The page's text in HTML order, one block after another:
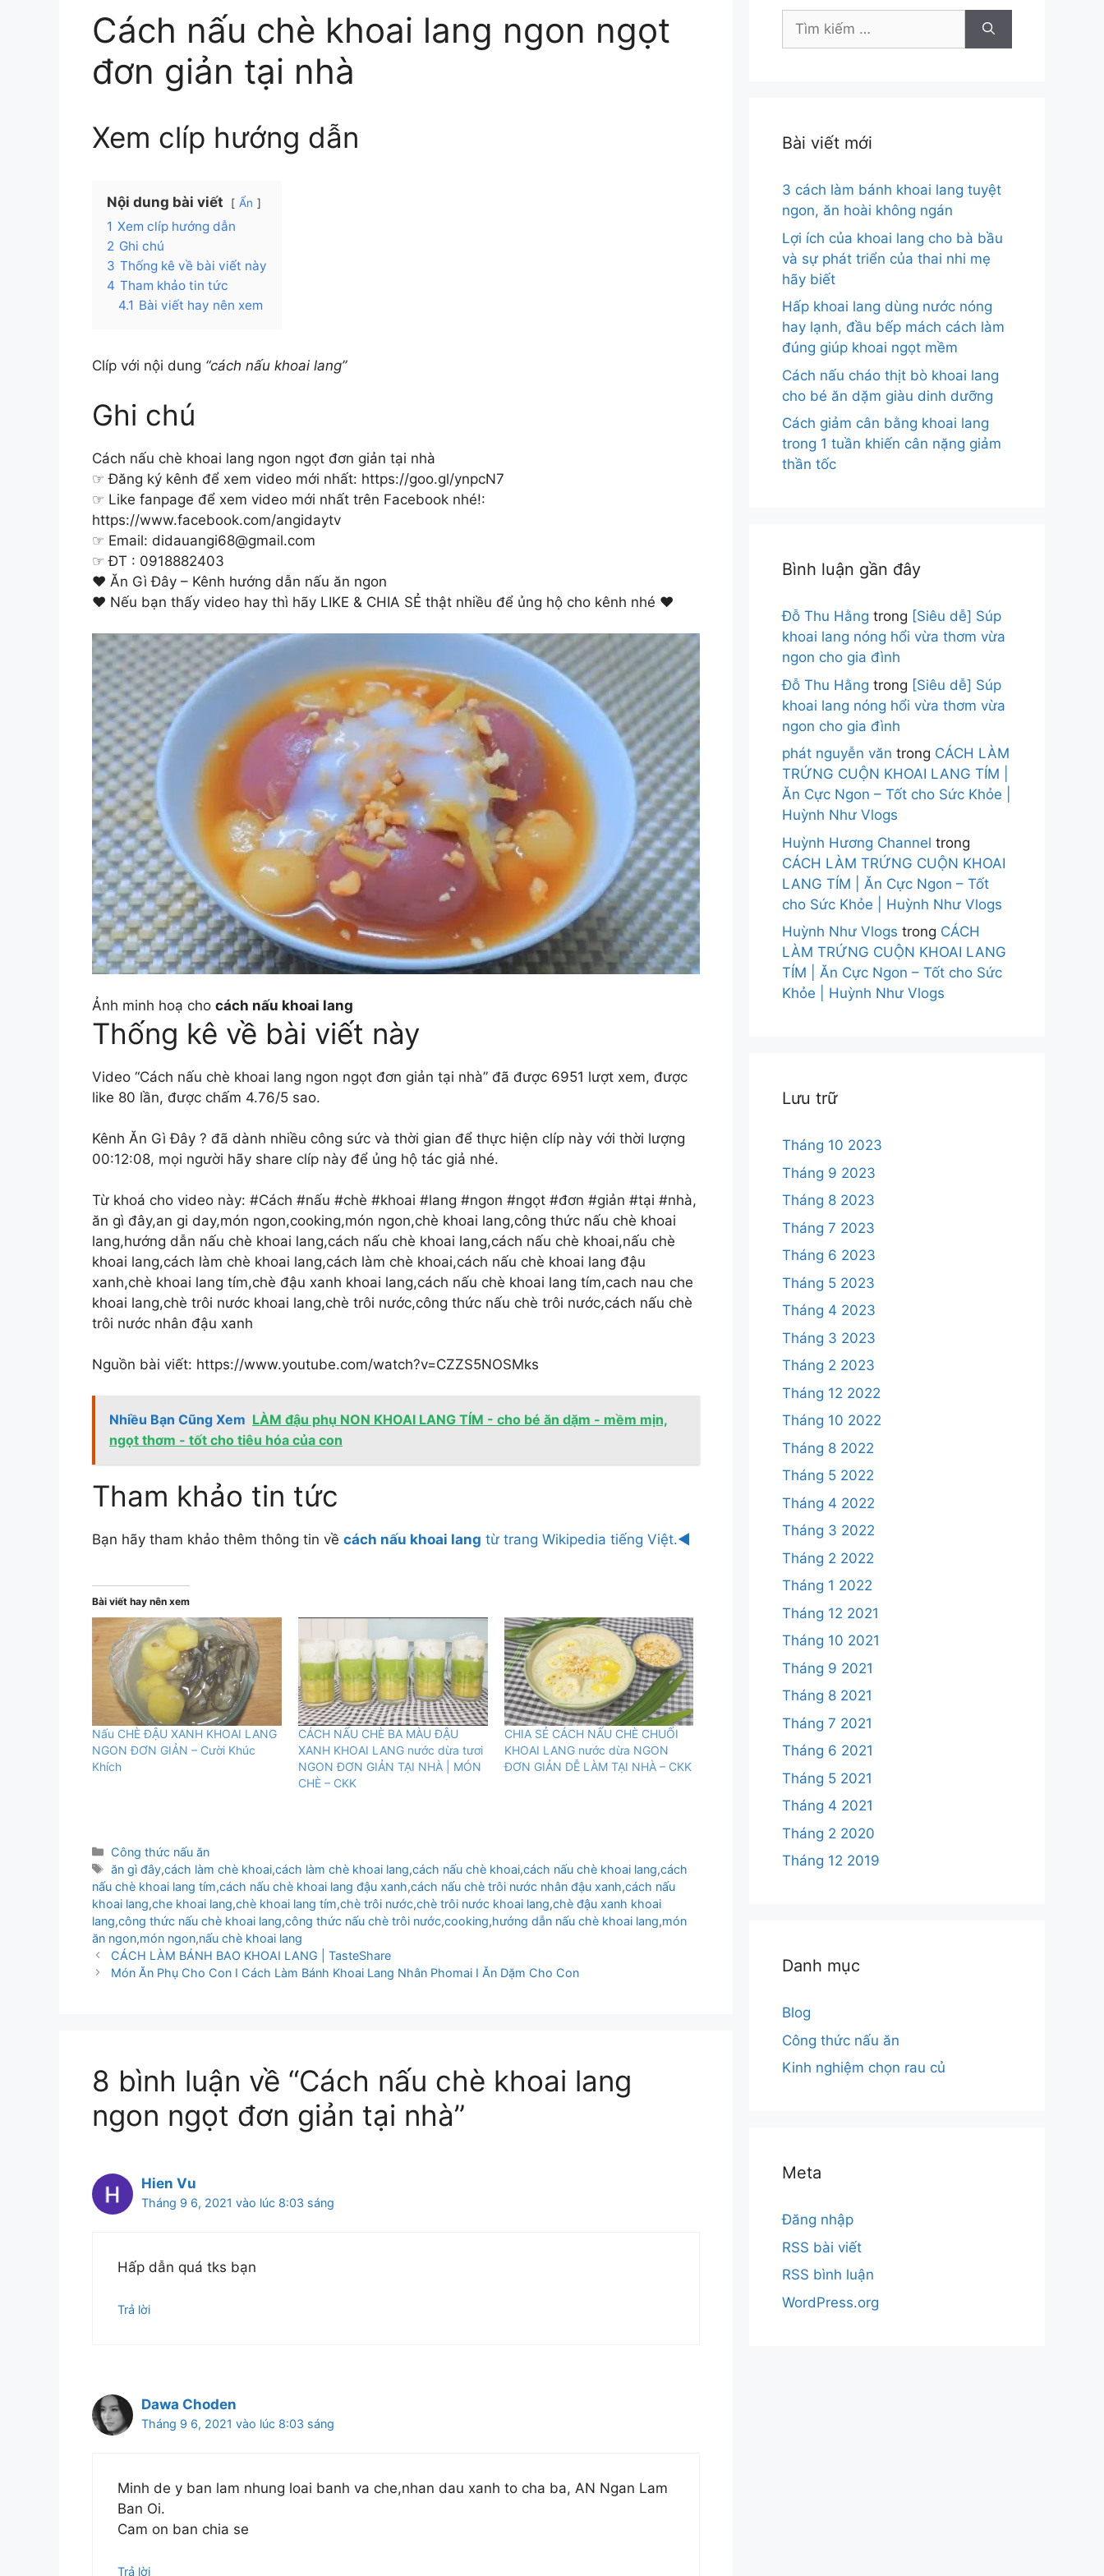
Cách nấu chè khoai lang ngon ngọt
đơn giản tại nhà
Xem clíp hướng dẫn
Nội dung bài viết Ẩn
1 Xem clíp hướng dẫn
2 Ghi chú
3 Thống kê về bài viết này
4 Tham khảo tin tức
4.1 Bài viết hay nên xem
Clíp với nội dung “cách nấu khoai lang”
Ghi chú
Cách nấu chè khoai lang ngon ngọt đơn giản tại nhà
☞ Đăng ký kênh để xem video mới nhất: https://goo.gl/ynpcN7
☞ Like fanpage để xem video mới nhất trên Facebook nhé!:
https://www.facebook.com/angidaytv
☞ Email: didauangi68@gmail.com
☞ ĐT : 0918882403
♥ Ăn Gì Đây – Kênh hướng dẫn nấu ăn ngon
♥ Nếu bạn thấy video hay thì hãy LIKE & CHIA SẺ thật nhiều để ủng hộ cho kênh nhé ♥
Ảnh minh hoạ cho cách nấu khoai lang
Thống kê về bài viết này
Video “Cách nấu chè khoai lang ngon ngọt đơn giản tại nhà” đã được 6951 lượt xem, được
like 80 lần, được chấm 4.76/5 sao.
Kênh Ăn Gì Đây ? đã dành nhiều công sức và thời gian để thực hiện clíp này với thời lượng
00:12:08, mọi người hãy share clíp này để ủng hộ tác giả nhé.
Từ khoá cho video này: #Cách #nấu #chè #khoai #lang #ngon #ngọt #đơn #giản #tại #nhà,
ăn gì đây,an gi day,món ngon,cooking,món ngon,chè khoai lang,công thức nấu chè khoai
lang,hướng dẫn nấu chè khoai lang,cách nấu chè khoai lang,cách nấu chè khoai,nấu chè
khoai lang,cách làm chè khoai lang,cách làm chè khoai,cách nấu chè khoai lang đậu
xanh,chè khoai lang tím,chè đậu xanh khoai lang,cách nấu chè khoai lang tím,cach nau che
khoai lang,chè trôi nước khoai lang,chè trôi nước,công thức nấu chè trôi nước,cách nấu chè
trôi nước nhân đậu xanh
Nguồn bài viết: https://www.youtube.com/watch?v=CZZS5NOSMks
Nhiều Bạn Cũng Xem LÀM đậu phụ NON KHOAI LANG TÍM - cho bé ăn dặm - mềm mịn,
ngọt thơm - tốt cho tiêu hóa của con
Tham khảo tin tức
Bạn hãy tham khảo thêm thông tin về cách nấu khoai lang từ trang Wikipedia tiếng Việt.◄
Bài viết hay nên xem
Nấu CHÈ ĐẬU XANH KHOAI LANG
NGON ĐƠN GIẢN – Cười Khúc
Khích
CÁCH NẤU CHÈ BA MÀU ĐẬU
XANH KHOAI LANG nước dừa tươi
NGON ĐƠN GIẢN TẠI NHÀ | MÓN
CHÈ – CKK
CHIA SẺ CÁCH NẤU CHÈ CHUỐI
KHOAI LANG nước dừa NGON
ĐƠN GIẢN DỄ LÀM TẠI NHÀ – CKK
Danh
mục
Công thức nấu ăn
Thẻ
ăn gì đây,cách làm chè khoai,cách làm chè khoai lang,cách nấu chè khoai,cách nấu chè khoai lang,cách
nấu chè khoai lang tím,cách nấu chè khoai lang đậu xanh,cách nấu chè trôi nước nhân đậu xanh,cách nấu
khoai lang,che khoai lang,chè khoai lang tím,chè trôi nước,chè trôi nước khoai lang,chè đậu xanh khoai
lang,công thức nấu chè khoai lang,công thức nấu chè trôi nước,cooking,hướng dẫn nấu chè khoai lang,món
ăn ngon,món ngon,nấu chè khoai lang
CÁCH LÀM BÁNH BAO KHOAI LANG | TasteShare
Món Ăn Phụ Cho Con I Cách Làm Bánh Khoai Lang Nhân Phomai I Ăn Dặm Cho Con
8 bình luận về “Cách nấu chè khoai lang
ngon ngọt đơn giản tại nhà”
Hien Vu
Tháng 9 6, 2021 vào lúc 8:03 sáng
Hấp dẫn quá tks bạn
Trả lời
Dawa Choden
Tháng 9 6, 2021 vào lúc 8:03 sáng
Minh de y ban lam nhung loai banh va che,nhan dau xanh to cha ba, AN Ngan Lam
Ban Oi.
Cam on ban chia se
Trả lời
Tìm
Bài viết mới
3 cách làm bánh khoai lang tuyệt
ngon, ăn hoài không ngán
Lợi ích của khoai lang cho bà bầu
và sự phát triển của thai nhi mẹ
hãy biết
Hấp khoai lang dùng nước nóng
hay lạnh, đầu bếp mách cách làm
đúng giúp khoai ngọt mềm
Cách nấu cháo thịt bò khoai lang
cho bé ăn dặm giàu dinh dưỡng
Cách giảm cân bằng khoai lang
trong 1 tuần khiến cân nặng giảm
thần tốc
Bình luận gần đây
Đỗ Thu Hằng trong [Siêu dễ] Súp
khoai lang nóng hổi vừa thơm vừa
ngon cho gia đình
Đỗ Thu Hằng trong [Siêu dễ] Súp
khoai lang nóng hổi vừa thơm vừa
ngon cho gia đình
phát nguyễn văn trong CÁCH LÀM
TRỨNG CUỘN KHOAI LANG TÍM |
Ăn Cực Ngon – Tốt cho Sức Khỏe |
Huỳnh Như Vlogs
Huỳnh Hương Channel trong
CÁCH LÀM TRỨNG CUỘN KHOAI
LANG TÍM | Ăn Cực Ngon – Tốt
cho Sức Khỏe | Huỳnh Như Vlogs
Huỳnh Như Vlogs trong CÁCH
LÀM TRỨNG CUỘN KHOAI LANG
TÍM | Ăn Cực Ngon – Tốt cho Sức
Khỏe | Huỳnh Như Vlogs
Lưu trữ
Tháng 10 2023
Tháng 9 2023
Tháng 8 2023
Tháng 7 2023
Tháng 6 2023
Tháng 5 2023
Tháng 4 2023
Tháng 3 2023
Tháng 2 2023
Tháng 12 2022
Tháng 10 2022
Tháng 8 2022
Tháng 5 2022
Tháng 4 2022
Tháng 3 2022
Tháng 2 2022
Tháng 1 2022
Tháng 12 2021
Tháng 10 2021
Tháng 9 2021
Tháng 8 2021
Tháng 7 2021
Tháng 6 2021
Tháng 5 2021
Tháng 4 2021
Tháng 2 2020
Tháng 12 2019
Danh mục
Blog
Công thức nấu ăn
Kinh nghiệm chọn rau củ
Meta
Đăng nhập
RSS bài viết
RSS bình luận
WordPress.org